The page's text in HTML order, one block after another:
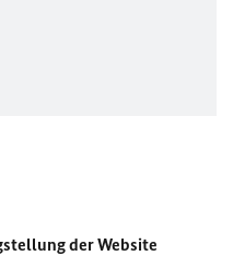
der Website